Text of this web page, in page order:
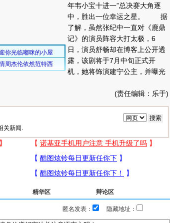
年韦小宝十进一”总决赛大角逐
中，胜出一位幸运之星。 据
了解，虽然张纪中一直对《鹿鼎
记》的演员阵容大打太极，6
日，演员舒畅却在博客上公开透
露，该剧将于7月中旬正式开
机，她将饰演建宁公主，并曝光
(责任编辑：乐于)
关新闻.
精华区 辩论区
匿名发表： 隐藏地址：